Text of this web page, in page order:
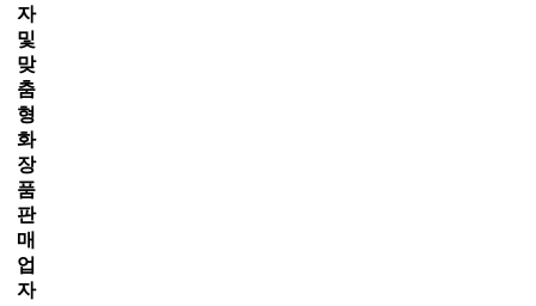
자
및
맞
춤
형
화
장
품
판
매
업
자